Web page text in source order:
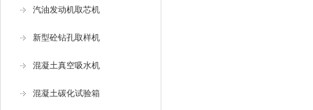
汽油发动机取芯机
新型砼钻孔取样机
混凝土真空吸水机
混凝土碳化试验箱